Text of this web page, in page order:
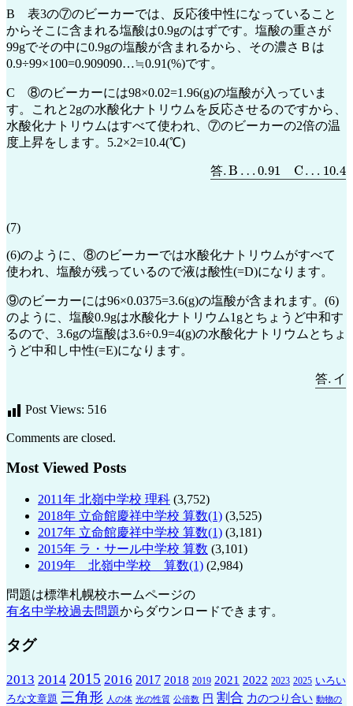
B 表3の⑦のビーカーでは、反応後中性になっていること
からそこに含まれる塩酸は0.9gのはずです。塩酸の重さが
99gでその中に0.9gの塩酸が含まれるから、その濃さＢは
0.9÷99×100=0.909090…≒0.91(%)です。
C ⑧のビーカーには98×0.02=1.96(g)の塩酸が入っていま
す。これと2gの水酸化ナトリウムを反応させるのですから、
水酸化ナトリウムはすべて使われ、⑦のビーカーの2倍の温
度上昇をします。5.2×2=10.4(℃)
答
答 B… 0.91 … 10.4―
(7)
(6)のように、⑧のビーカーでは水酸化ナトリウムがすべて
使われ、塩酸が残っているので液は酸性(=D)になります。
⑨のビーカーには96×0.0375=3.6(g)の塩酸が含まれます。(6)
のように、塩酸0.9gは水酸化ナトリウム1gとちょうど中和す
るので、3.6gの塩酸は3.6÷0.9=4(g)の水酸化ナトリウムとちょ
うど中和し中性(=E)になります。
答
答 イ―
Post Views: 516
Comments are closed.
Most Viewed Posts
2011年 北嶺中学校 理科 (3,752)
2018年 立命館慶祥中学校 算数(1) (3,525)
2017年 立命館慶祥中学校 算数(1) (3,181)
2015年 ラ・サール中学校 算数 (3,101)
2019年 北嶺中学校 算数(1) (2,984)
問題は標準札幌校ホームページの
有名中学校過去問題からダウンロードできます。
タグ
2013 2014 2015 2016 2017 2018 2019 2021 2022 2023 2025 いろい
ろな文章題 三角形 人の体 光の性質 公倍数 円 割合 力のつり合い 動物の